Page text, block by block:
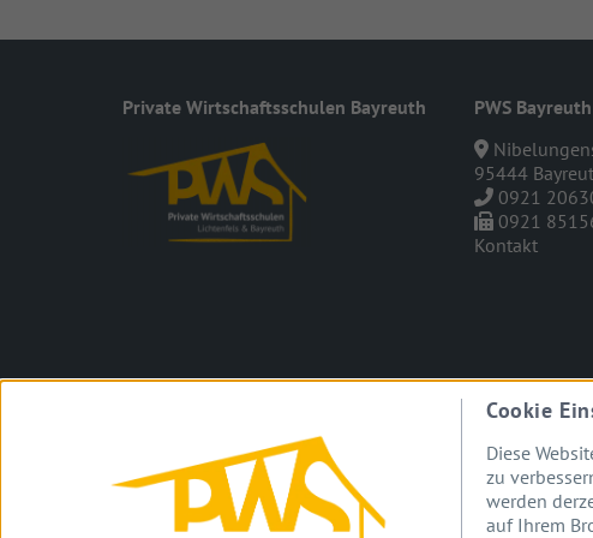
Private Wirt­schafts­schulen Bayreuth
PWS Bayreuth
95444
0921
0921
Kontakt
Cookie
Diese
zu
werden
auf Ihrem